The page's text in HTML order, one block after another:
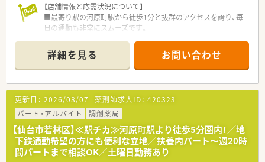
【店舗情報と応需状況について】
■最寄り駅の河原町駅から徒歩1分と抜群のアクセスを誇り、毎
日の通勤も非常にスムーズです。
り、処方箋は1日約100枚応需します。
■常勤と非常勤の薬剤師に加えベテラン事務も在籍し、全員で連
携しながら業務を行っています。
【募集背景と求める人物像について】
■業務のさらなる円滑化を目指し、欠員に伴う新たな正社員の勤
務薬剤師を募集いたします。
■周囲のスタッフと気持ちよく協力しながら、明るくコミュニケ
ーションを取れる方を歓迎します。
■これまでの知識や経験を生かして、周囲と調和しながら意欲的
に働きたい方に最適です。
詳細を見る お問い合わせ
更新日： 2026/08/07 薬剤師求人ID： 420323
パート・アルバイト
調剤薬局
【仙台市若林区】≪駅チカ≫河原町駅より徒歩5分圏内！／地
下鉄通勤希望の方にも便利な立地／扶養内パート～週20時
間パートまで相談OK／土曜日勤務あり